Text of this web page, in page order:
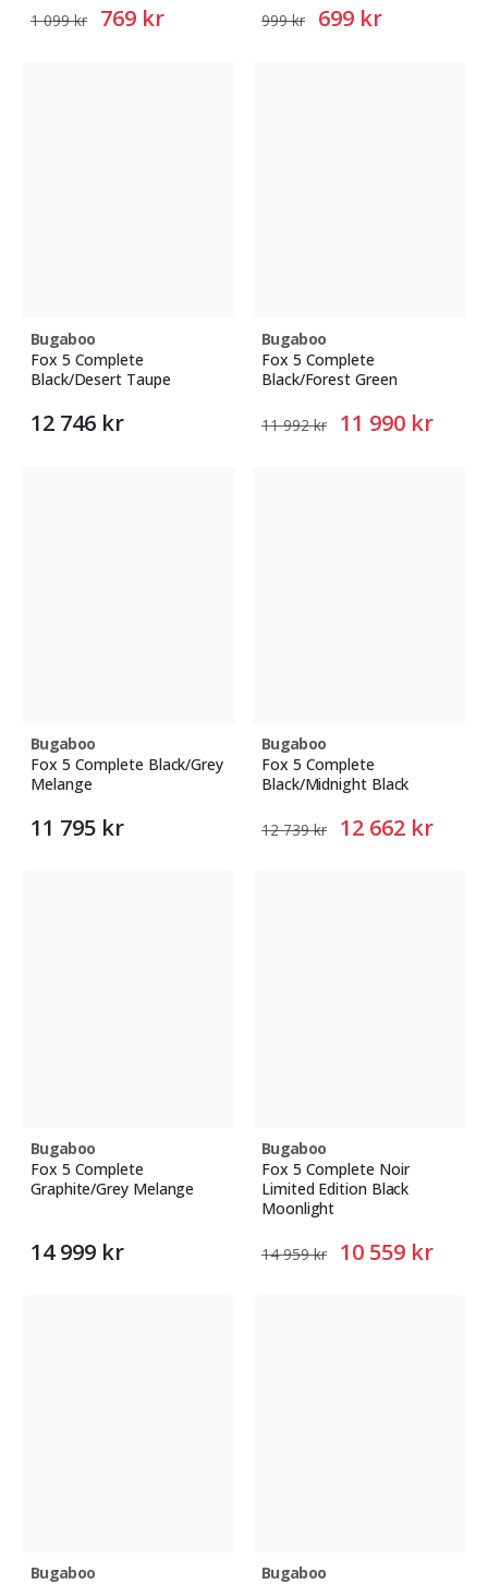
1 099 kr 769 kr 999 kr 699 kr
Bugaboo
Fox 5 Complete
Black/Desert Taupe
12 746 kr
Bugaboo
Fox 5 Complete
Black/Forest Green
11 992 kr 11 990 kr
Bugaboo
Fox 5 Complete Black/Grey
Melange
11 795 kr
Bugaboo
Fox 5 Complete
Black/Midnight Black
12 739 kr 12 662 kr
Bugaboo
Fox 5 Complete
Graphite/Grey Melange
14 999 kr
Bugaboo
Fox 5 Complete Noir
Limited Edition Black
Moonlight
14 959 kr 10 559 kr
Bugaboo
Bugaboo